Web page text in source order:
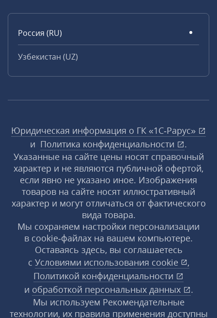
Россия (RU)
Узбекистан (UZ)
Юридическая информация о ГК «1С‑Рарус»
и Политика конфиденциальности
.
Указанные на сайте цены носят справочный
характер и не являются публичной офертой,
если явно не указано иное. Изображения
товаров на сайте носят иллюстративный
характер и могут отличаться от фактического
вида товара.
Мы сохраняем настройки персонализации
в cookie‑файлах на вашем компьютере.
Оставаясь здесь, вы соглашаетесь
с Условиями использования cookie
,
Политикой конфиденциальности
и обработкой персональных данных
.
Мы используем Рекомендательные
технологии, их правила применения доступны